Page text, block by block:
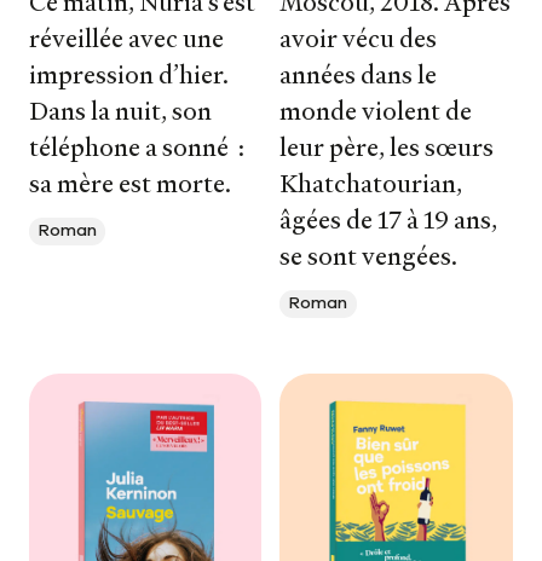
réveillée avec une
impression d’hier.
Dans la nuit, son
téléphone a sonné :
sa mère est morte.
Roman
avoir vécu des
années dans le
monde violent de
leur père, les sœurs
Khatchatourian,
âgées de 17 à 19 ans,
se sont vengées.
Roman